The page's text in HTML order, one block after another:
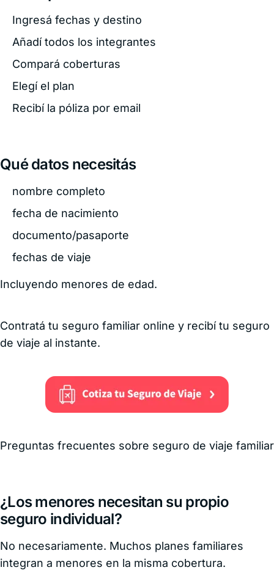
Ingresá fechas y destino
Añadí todos los integrantes
Compará coberturas
Elegí el plan
Recibí la póliza por email
Qué datos necesitás
nombre completo
fecha de nacimiento
documento/pasaporte
fechas de viaje
Incluyendo menores de edad.
Contratá tu seguro familiar online y recibí tu seguro
de viaje al instante.
Preguntas frecuentes sobre seguro de viaje familiar
¿Los menores necesitan su propio
seguro individual?
No necesariamente. Muchos planes familiares
integran a menores en la misma cobertura.